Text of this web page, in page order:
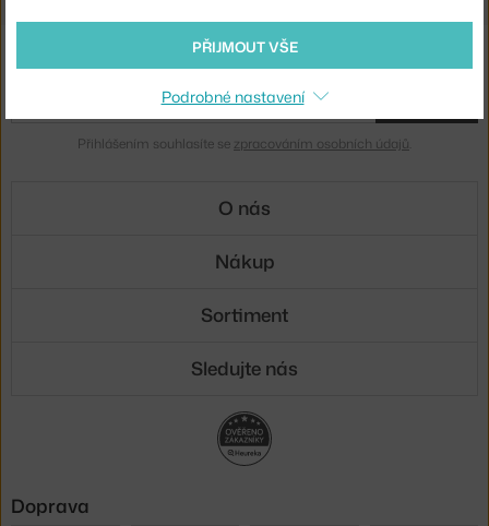
PŘIJMOUT VŠE
Podrobné nastavení
Přihlášením souhlasíte se zpracováním osobních údajů
O nás
Nákup
Sortiment
Sledujte nás
Doprava